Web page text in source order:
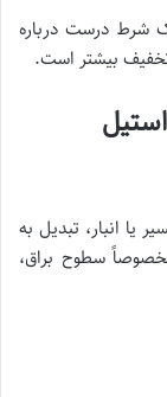
شرط درست درباره
بیشتر است.
یا انبار، تبدیل به
سطوح براق،